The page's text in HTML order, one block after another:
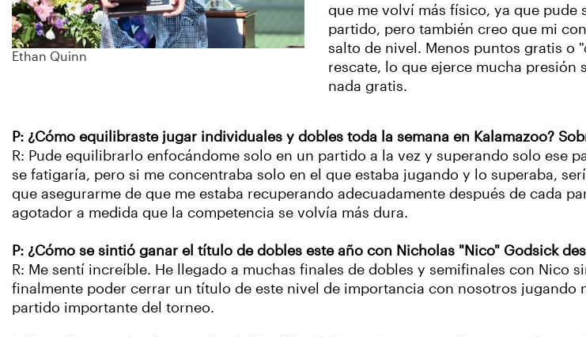
Ethan Quinn
que me volví más físico, ya que pude
partido, pero también creo que mi
salto de nivel. Menos puntos gratis o
rescate, lo que ejerce mucha presión
nada gratis.
P: ¿Cómo equilibraste jugar individuales y dobles toda la semana en Kalamazoo?
R: Pude equilibrarlo enfocándome solo en un partido a la vez y superando solo ese
se fatigaría, pero si me concentraba solo en el que estaba jugando y lo superaba,
que asegurarme de que me estaba recuperando adecuadamente después de cada
agotador a medida que la competencia se volvía más dura.
P: ¿Cómo se sintió ganar el título de dobles este año con Nicholas "Nico" Godsick
R: Me sentí increíble. He llegado a muchas finales de dobles y semifinales con Nico
finalmente poder cerrar un título de este nivel de importancia con nosotros jugando
partido importante del torneo.